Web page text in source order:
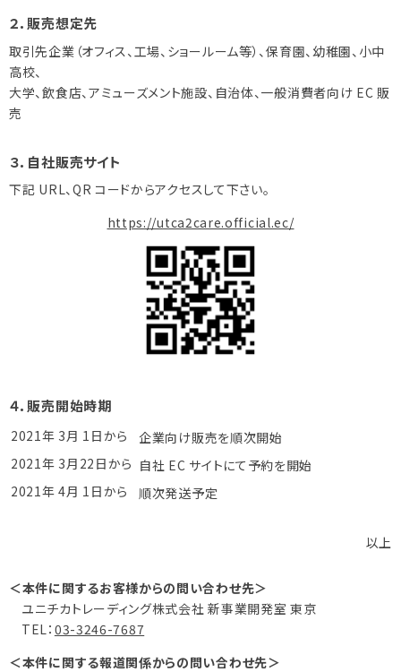
２．販売想定先
取引先企業（オフィス、工場、ショールーム等）、保育園、幼稚園、小中
高校、
大学、飲食店、アミューズメント施設、自治体、一般消費者向け EC 販
売
３．自社販売サイト
下記 URL、QR コードからアクセスして下さい。
https://utca2care.official.ec/
４．販売開始時期
2021年 3月 1日から
企業向け販売を順次開始
2021年 3月22日から 自社 EC サイトにて予約を開始
2021年 4月 1日から
順次発送予定
以上
＜本件に関するお客様からの問い合わせ先＞
ユニチカトレーディング株式会社 新事業開発室 東京
TEL： 03-3246-7687
＜本件に関する報道関係からの問い合わせ先＞